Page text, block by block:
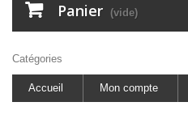
Panier (vide)
Catégories
Accueil Mon compte